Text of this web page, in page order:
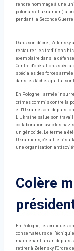
rendre hommage à une
polonais et ukrainien) a
pendant la Seconde
Dans son décret,
restaurer les traditions
exemplaire dans la
Centre d'opérations
spéciales des forces
dans les tâches qui lui
En Pologne, l'armée
crimes commis contre la
et l'Ukraine sont depuis
L’Ukraine salue son
collaboration avec les
un génocide. Le terme a
Ukrainiens, c’était le
une organisation
Colère
En Pologne, les critiques
conservateurs de
maintenant un an depuis
retirer à Zelensky l'Ordre